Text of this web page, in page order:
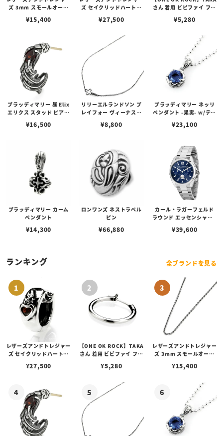
ズ 3mm スモールオーバ
ブスタークラスプ＆LTロ
¥15,400
ズ セイクリッドハートピ
¥27,500
さん 着用 ビビファイ フー
¥5,280
ブラッディマリー 昼 Elix
エリクス スタッド ピアス
¥16,500
リリーエルランドソン プ
レイフォー ヴィーナスチ
¥8,800
ブラッディマリー ネッリ
ペンダント -果実- w/ティ
¥23,100
ブラッディマリー カーム
ペンダント
¥14,300
ロンワンズ ネストラペル
ピン
¥66,880
カール・ラガーフェルド
ラウンド エッセンシャル -
イコン ダイヤル シルバー
¥39,600
ランキング 全ブランドを見る
レザーズアンドトレジャー
ズ セイクリッドハートピ
¥27,500
【ONE OK ROCK】TAKA
さん 着用 ビビファイ フー
¥5,280
レザーズアンドトレジャー
ズ 3mm スモールオーバ
ブスタークラスプ＆LTロ
¥15,400